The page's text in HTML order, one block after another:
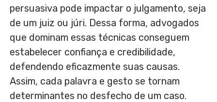
persuasiva pode impactar o julgamento, seja
de um juiz ou júri. Dessa forma, advogados
que dominam essas técnicas conseguem
estabelecer confiança e credibilidade,
defendendo eficazmente suas causas.
Assim, cada palavra e gesto se tornam
determinantes no desfecho de um caso.